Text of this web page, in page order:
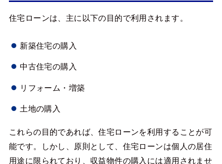
住宅ローンは、主に以下の目的で利用されます。
新築住宅の購入
中古住宅の購入
リフォーム・増築
土地の購入
これらの目的であれば、住宅ローンを利用することが可
能です。しかし、原則として、住宅ローンは個人の居住
用途に限られており、収益物件の購入には適用されませ